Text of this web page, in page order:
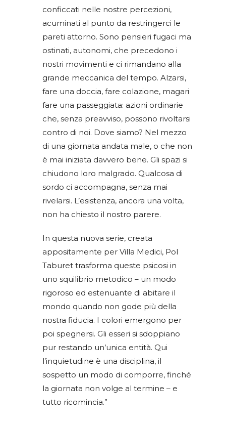
conficcati nelle nostre percezioni,
acuminati al punto da restringerci le
pareti attorno. Sono pensieri fugaci ma
ostinati, autonomi, che precedono i
nostri movimenti e ci rimandano alla
grande meccanica del tempo. Alzarsi,
fare una doccia, fare colazione, magari
fare una passeggiata: azioni ordinarie
che, senza preavviso, possono rivoltarsi
contro di noi. Dove siamo? Nel mezzo
di una giornata andata male, o che non
è mai iniziata davvero bene. Gli spazi si
chiudono loro malgrado. Qualcosa di
sordo ci accompagna, senza mai
rivelarsi. L’esistenza, ancora una volta,
non ha chiesto il nostro parere.
In questa nuova serie, creata
appositamente per Villa Medici, Pol
Taburet trasforma queste psicosi in
uno squilibrio metodico – un modo
rigoroso ed estenuante di abitare il
mondo quando non gode più della
nostra fiducia. I colori emergono per
poi spegnersi. Gli esseri si sdoppiano
pur restando un’unica entità. Qui
l’inquietudine è una disciplina, il
sospetto un modo di comporre, finché
la giornata non volge al termine – e
tutto ricomincia.”